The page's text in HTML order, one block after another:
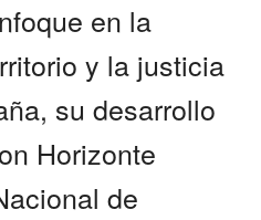
en la
y la justicia
su desarrollo
Horizonte
de